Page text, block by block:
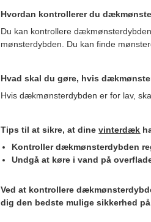
Hvordan kontrollerer du
Du kan kontrollere
mønsterdybden. Du kan finde
Hvad skal du gøre, hvis
Hvis dækmønsterdybden er for lav,
Tips til at sikre, at dinevinterdæk
Kontroller dækmønsterdybden
Undgå at køre i vand på
Ved at kontrollere
dig den bedste mulige sikkerhed